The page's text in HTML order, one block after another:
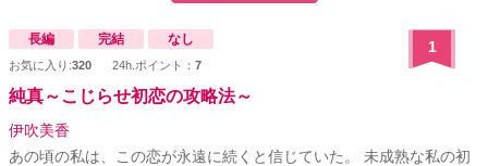
長編 完結 なし
お気に入り:320 24h.ポイント： 7
1
純真～こじらせ初恋の攻略法～
伊吹美香
あの頃の私は、この恋が永遠に続くと信じていた。 未成熟な私の初